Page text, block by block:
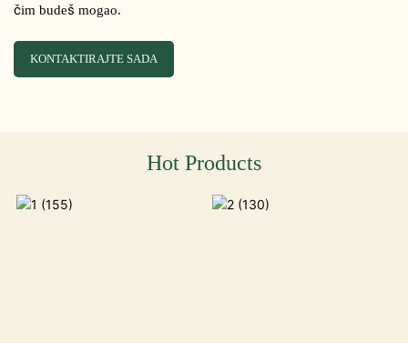
čim budeš mogao.
KONTAKTIRAJTE SADA
Hot Products